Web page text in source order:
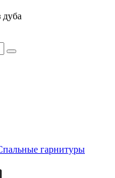
гарнитуры